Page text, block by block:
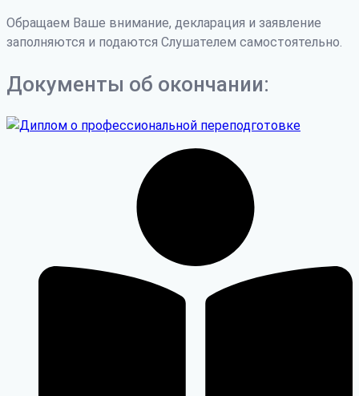
Обращаем Ваше внимание, декларация и заявление
заполняются и подаются Слушателем самостоятельно.
Документы об окончании: